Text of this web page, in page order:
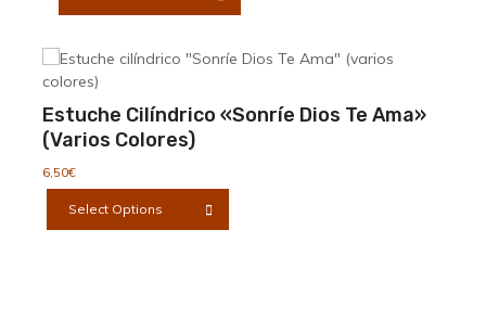
elegir
la
de
Estuche Cilíndrico «Sonríe Dios Te Ama»
(varios Colores)
6,50€
Select Options